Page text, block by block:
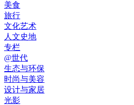
美食
旅行
文化艺术
人文史地
专栏
@世代
生态与环保
时尚与美容
设计与家居
光影